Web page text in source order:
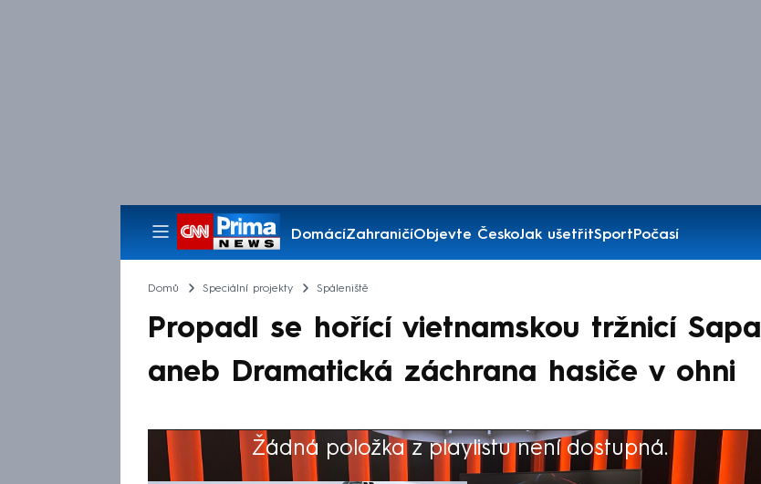
DomácíZahraničíObjevte ČeskoJak ušetřitSportPočasí
Pořady
Domů Speciální projekty Spáleniště
Propadl se hořící vietnamskou tržnicí Sapa
aneb Dramatická záchrana hasiče v ohni
Žádná položka z playlistu není dostupná.
Výběr redakce